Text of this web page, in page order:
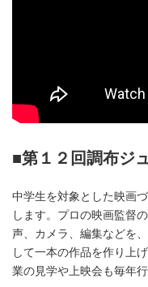
■第１２回調布ジ
中学生を対象とした映画
します。プロの映画監督
声、カメラ、編集などを
して一本の作品を作り上
業の見学や上映会も毎年行